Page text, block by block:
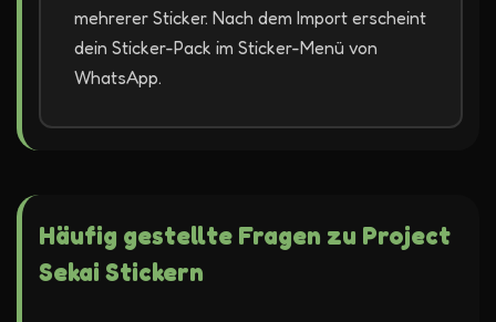
mehrerer Sticker. Nach dem Import erscheint
dein Sticker-Pack im Sticker-Menü von
WhatsApp.
Häufig gestellte Fragen zu Project
Sekai Stickern